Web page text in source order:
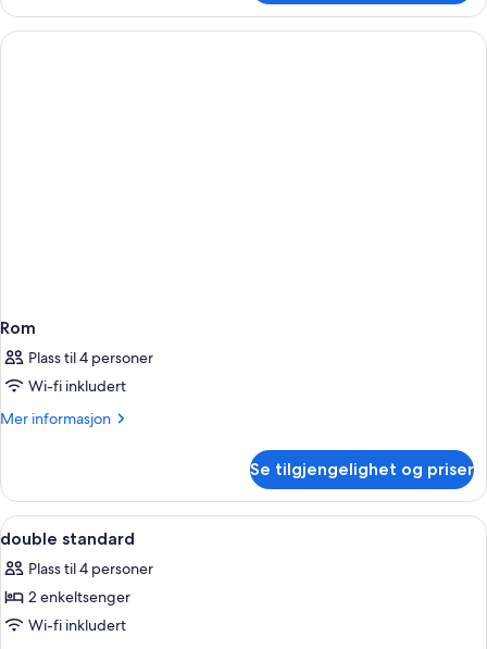
tårn
(3
Adults)
Rom
Plass til 4 personer
Wi-fi inkludert
Mer informasjon
Mer
Se tilgjengelighet og priser
Åpne
alle
bildene
av
double
Skrivebord, blendingsgardiner,
5
double standard
Plass til 4 personer
2 enkeltsenger
Wi-fi inkludert